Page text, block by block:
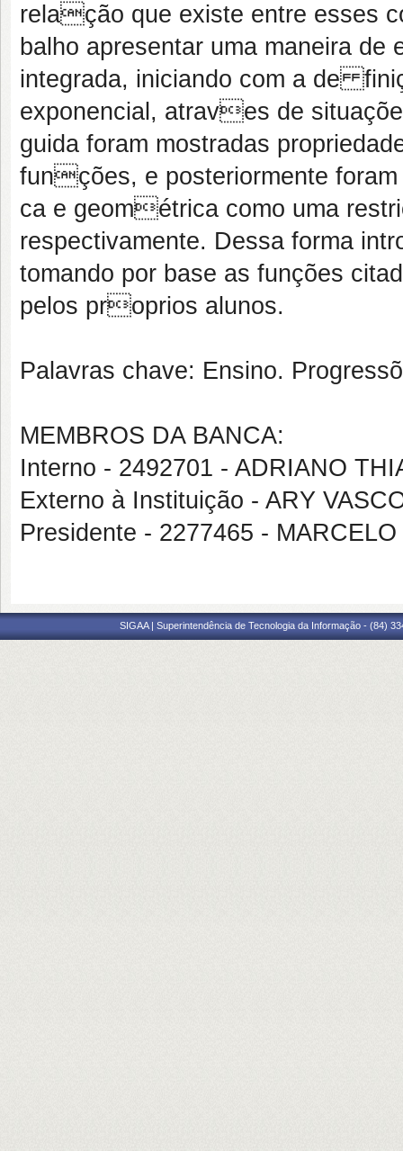
relação que existe entre esses
balho apresentar uma maneira
integrada, iniciando com a de
exponencial, atraves de
guida foram mostradas
funções, e posteriormente
ca e geométrica como uma
respectivamente. Dessa forma
tomando por base as funções
pelos proprios alunos.
Palavras chave: Ensino.
MEMBROS DA BANCA:
Interno - 2492701 - ADRIANO
Externo à Instituição - ARY
Presidente - 2277465 -
SIGAA | Superintendência de Tecnologia da Informação - (84)